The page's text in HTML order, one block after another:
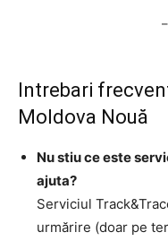
Intrebari
Moldova Nouă
Nu stiu ce este
ajuta?
Serviciul
urmărire (doar pe